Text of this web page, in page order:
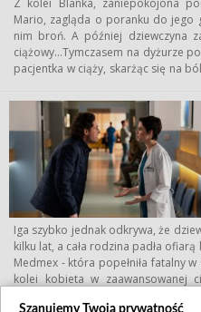
Z kolei Blanka, zaniepokojona
Mario, zagląda o poranku do jego
nim broń. A później dziewczyna
ciążowy...Tymczasem na dyżurze
pacjentka w ciąży, skarżąc się na
„komplikacje”, bo na oddziale
kochanek i obaj zaczynają się
zabiegu pacjentka dostaje nagle
Martyna – nastolatka po operacji
Tomaszek podejrzewa od razu u
wyznaje przyjaciółce, która
doktorze Boruckim...
Iga szybko jednak odkrywa, że
kilku lat, a cała rodzina padła
Medmex - która popełniła fatalny
kolei kobieta w zaawansowanej
Szanujemy Twoją prywatność